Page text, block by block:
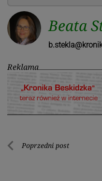
Beata
Reklama
Nawigacja
Poprzedni post